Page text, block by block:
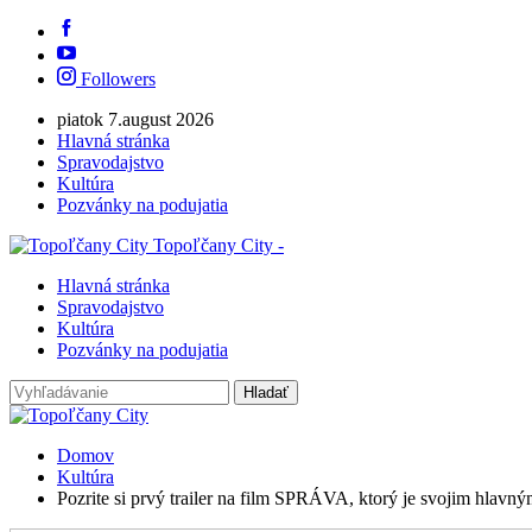
Followers
piatok 7.august 2026
Hlavná stránka
Spravodajstvo
Kultúra
Pozvánky na podujatia
Topoľčany City -
Hlavná stránka
Spravodajstvo
Kultúra
Pozvánky na podujatia
Domov
Kultúra
Pozrite si prvý trailer na film SPRÁVA, ktorý je svojim